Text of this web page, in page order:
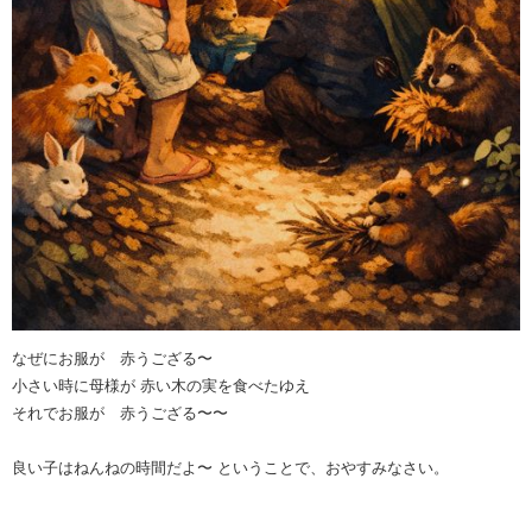
なぜにお服が 赤うござる〜
小さい時に母様が 赤い木の実を食べたゆえ
それでお服が 赤うござる〜〜
良い子はねんねの時間だよ〜 ということで、おやすみなさい。